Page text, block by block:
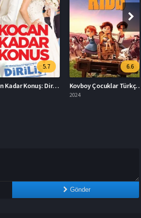
5.7
Kocan Kadar Konuş: Diriliş Full İzle
6.6
Kovboy Çocuklar Türkçe Dublaj İzle
2024
Gönder